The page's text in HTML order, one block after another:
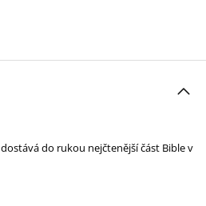
do rukou nejčtenější část Bible v